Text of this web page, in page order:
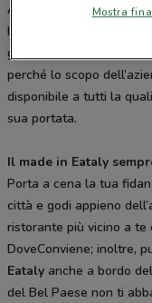
Alla tua portata
I
sono
già nel momento della
perché lo scopo
disponibile a tutti la
sua portata.
Il made in Eataly
Porta a cena la tua
città e godi appieno
ristorante più vicino a te
DoveConviene; inoltre,
Eataly anche a bordo
del Bel Paese non ti
Mostra